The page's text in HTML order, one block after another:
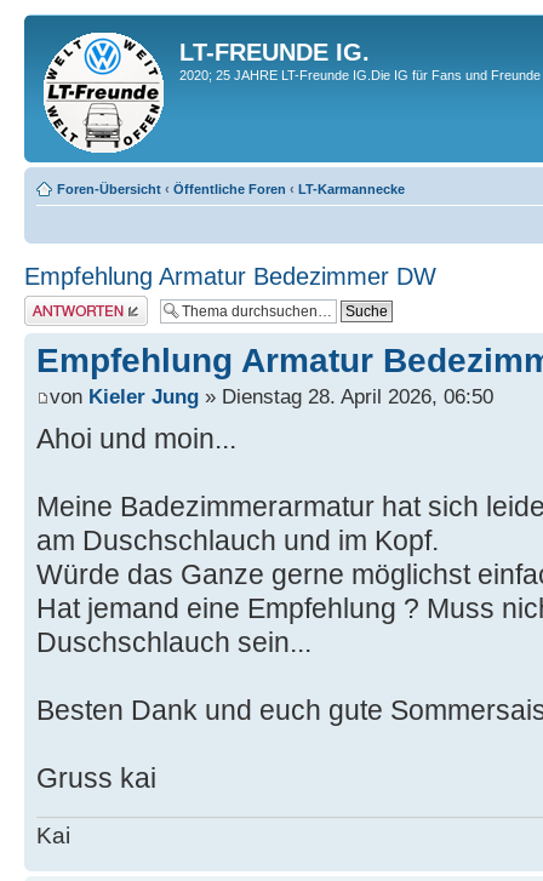
LT-FREUNDE IG.
2020; 25 JAHRE LT-Freunde IG.Die IG für Fans und
Foren-Übersicht ‹ Öffentliche Foren ‹ LT-Karmannecke
Empfehlung Armatur Bedezimmer DW
Antwort erstellen
Empfehlung Armatur
von Kieler Jung » Dienstag 28. April 2026, 06:50
Ahoi und moin...
Meine Badezimmerarmatur hat sich
am Duschschlauch und im Kopf.
Würde das Ganze gerne möglichst
Hat jemand eine Empfehlung ? Muss
Duschschlauch sein...
Besten Dank und euch gute
Gruss kai
Kai